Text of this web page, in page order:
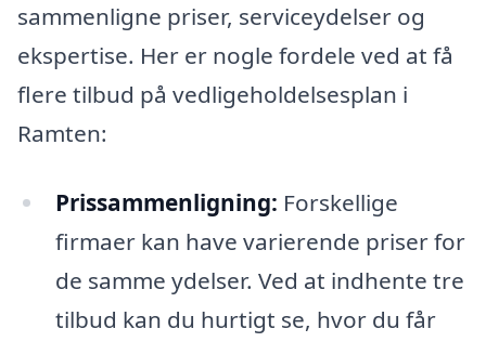
sammenligne priser, serviceydelser og
ekspertise. Her er nogle fordele ved at få
flere tilbud på vedligeholdelsesplan i
Ramten:
Prissammenligning: Forskellige
firmaer kan have varierende priser for
de samme ydelser. Ved at indhente tre
tilbud kan du hurtigt se, hvor du får